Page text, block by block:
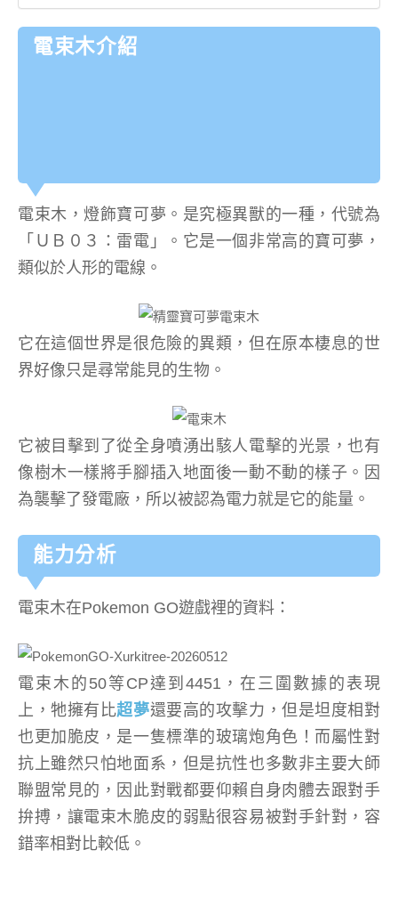
電束木介紹
電束木，燈飾寶可夢。是究極異獸的一種，代號為
「ＵＢ０３：雷電」。它是一個非常高的寶可夢，
類似於人形的電線。
它在這個世界是很危險的異類，但在原本棲息的世
界好像只是尋常能見的生物。
它被目擊到了從全身噴湧出駭人電擊的光景，也有
像樹木一樣將手腳插入地面後一動不動的樣子。因
為襲擊了發電廠，所以被認為電力就是它的能量。
能力分析
電束木在Pokemon GO遊戲裡的資料：
電束木的50等CP達到4451，在三圍數據的表現
上，牠擁有比超夢還要高的攻擊力，但是坦度相對
也更加脆皮，是一隻標準的玻璃炮角色！而屬性對
抗上雖然只怕地面系，但是抗性也多數非主要大師
聯盟常見的，因此對戰都要仰賴自身肉體去跟對手
拚搏，讓電束木脆皮的弱點很容易被對手針對，容
錯率相對比較低。